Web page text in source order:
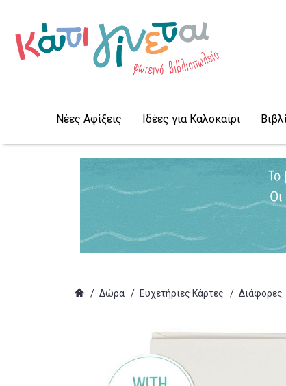
Νέες Αφίξεις Ιδέες για Καλοκαίρι
/ Δώρα / Ευχετήριες Κάρτες / Διάφορες